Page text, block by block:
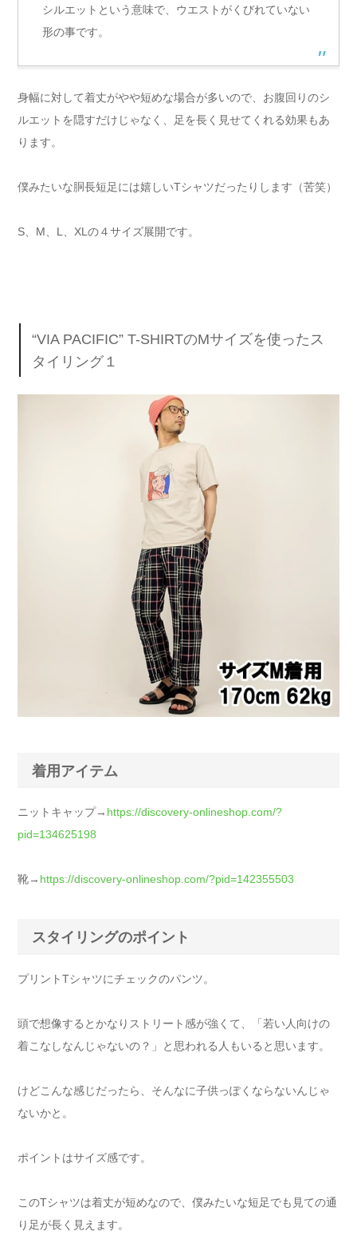
シルエットという意味で、ウエストがくびれていない
形の事です。
身幅に対して着丈がやや短めな場合が多いので、お腹回りのシ
ルエットを隠すだけじゃなく、足を長く見せてくれる効果もあ
ります。
僕みたいな胴長短足には嬉しいTシャツだったりします（苦笑）
S、M、L、XLの４サイズ展開です。
“VIA PACIFIC” T-SHIRTのMサイズを使ったス
タイリング１
着用アイテム
ニットキャップ→ https://discovery-onlineshop.com/?
pid=134625198
靴→ https://discovery-onlineshop.com/?pid=142355503
スタイリングのポイント
プリントTシャツにチェックのパンツ。
頭で想像するとかなりストリート感が強くて、「若い人向けの
着こなしなんじゃないの？」と思われる人もいると思います。
けどこんな感じだったら、そんなに子供っぽくならないんじゃ
ないかと。
ポイントはサイズ感です。
このTシャツは着丈が短めなので、僕みたいな短足でも見ての通
り足が長く見えます。